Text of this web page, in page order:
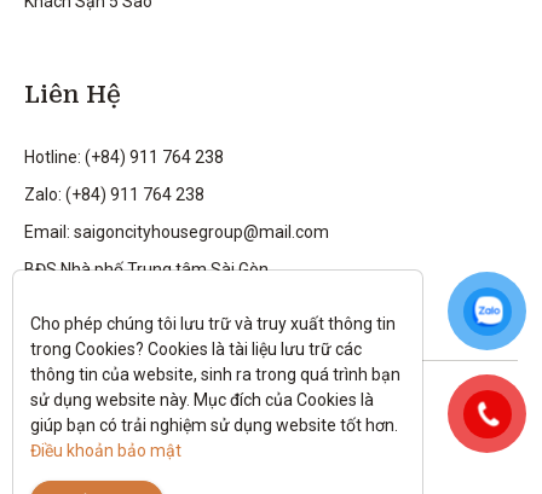
Liên Hệ
Hotline: (+84) 911 764 238
Zalo: (+84) 911 764 238
Email: saigoncityhousegroup@mail.com
BĐS Nhà phố Trung tâm Sài Gòn
Theo dõi tôi trên:
All rights reserved.
Cho phép chúng tôi lưu trữ và truy xuất thông tin
trong Cookies? Cookies là tài liệu lưu trữ các
thông tin của website, sinh ra trong quá trình bạn
sử dụng website này. Mục đích của Cookies là
Điều khoản bảo mật